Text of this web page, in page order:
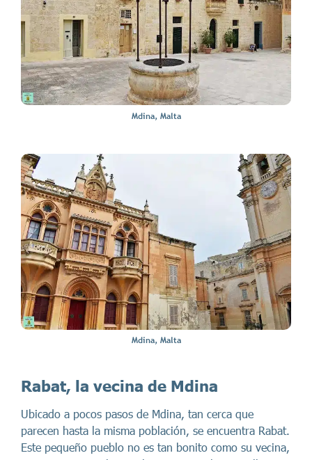
Mdina, Malta
Mdina, Malta
Rabat, la vecina de Mdina
Ubicado a pocos pasos de Mdina, tan cerca que
parecen hasta la misma población, se encuentra Rabat.
Este pequeño pueblo no es tan bonito como su vecina,